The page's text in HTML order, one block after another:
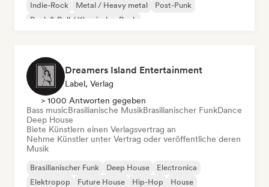
Indie-Rock
Metal / Heavy metal
Post-Punk
Rock & Roll / Klassischer Rock
Dreamers Island Entertainment
Label, Verlag
> 1000 Antworten gegeben
Bass musicBrasilianische MusikBrasilianischer FunkDance
Deep House
Biete Künstlern einen Verlagsvertrag an
Nehme Künstler unter Vertrag oder veröffentliche deren
Musik
Brasilianischer Funk Deep House
Electronica
Elektropop
Future House Hip-Hop
House